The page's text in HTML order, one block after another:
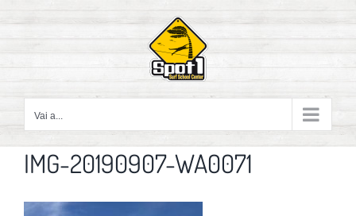
contenuto
Vai a...
IMG-20190907-WA0071